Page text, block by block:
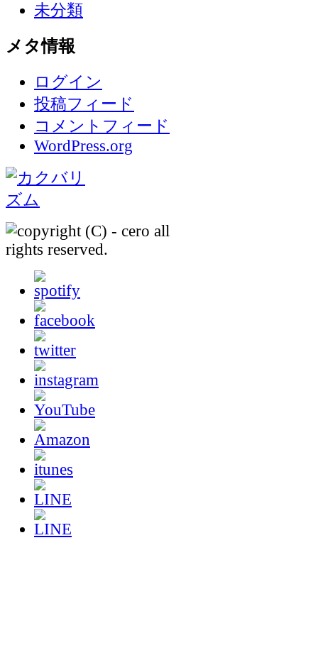
未分類
メタ情報
ログイン
投稿フィード
コメントフィード
WordPress.org